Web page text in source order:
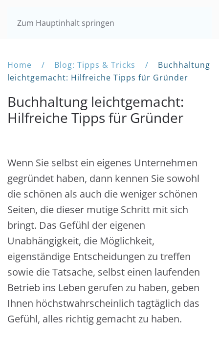
Zum Hauptinhalt springen
Home Blog: Tipps & Tricks
Buchhaltung
leichtgemacht: Hilfreiche Tipps für Gründer
Buchhaltung leichtgemacht:
Hilfreiche Tipps für Gründer
Wenn Sie selbst ein eigenes Unternehmen
gegründet haben, dann kennen Sie sowohl
die schönen als auch die weniger schönen
Seiten, die dieser mutige Schritt mit sich
bringt. Das Gefühl der eigenen
Unabhängigkeit, die Möglichkeit,
eigenständige Entscheidungen zu treffen
sowie die Tatsache, selbst einen laufenden
Betrieb ins Leben gerufen zu haben, geben
Ihnen höchstwahrscheinlich tagtäglich das
Gefühl, alles richtig gemacht zu haben.